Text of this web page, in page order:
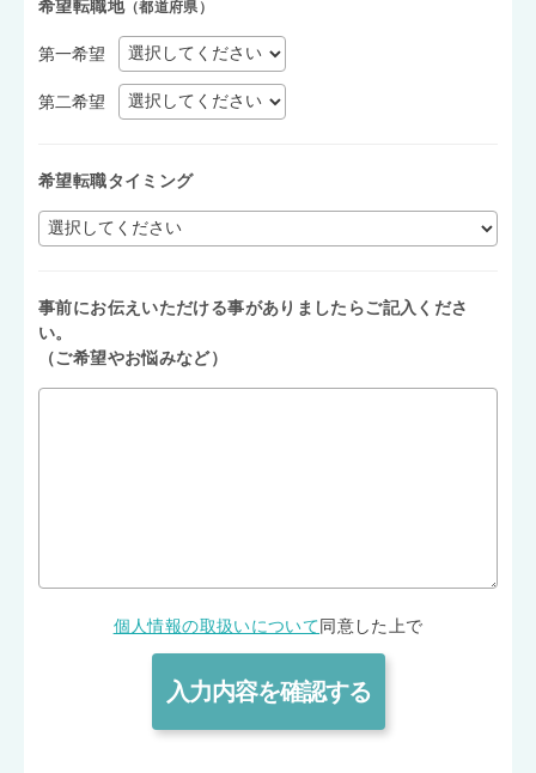
希望転職地（都道府県）
第一希望
第二希望
希望転職タイミング
事前にお伝えいただける事がありましたらご記入くださ
い。
（ご希望やお悩みなど）
個人情報の取扱いについて 同意した上で